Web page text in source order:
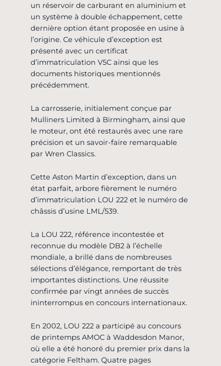
un réservoir de carburant en aluminium et
un système à double échappement, cette
dernière option étant proposée en usine à
l’origine. Ce véhicule d’exception est
présenté avec un certificat
d’immatriculation V5C ainsi que les
documents historiques mentionnés
précédemment.
La carrosserie, initialement conçue par
Mulliners Limited à Birmingham, ainsi que
le moteur, ont été restaurés avec une rare
précision et un savoir-faire remarquable
par Wren Classics.
Cette Aston Martin d’exception, dans un
état parfait, arbore fièrement le numéro
d’immatriculation LOU 222 et le numéro de
châssis d’usine LML/539.
La LOU 222, référence incontestée et
reconnue du modèle DB2 à l’échelle
mondiale, a brillé dans de nombreuses
sélections d’élégance, remportant de très
importantes distinctions. Une réussite
confirmée par vingt années de succès
ininterrompus en concours internationaux.
En 2002, LOU 222 a participé au concours
de printemps AMOC à Waddesdon Manor,
où elle a été honoré du premier prix dans la
catégorie Feltham. Quatre pages